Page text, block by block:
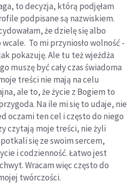
to decyzja, którą podjęłam
podpisane są nazwiskiem.
że dzielę się albo
To mi przyniosło wolność -
pokazuję. Ale tu też wjeżdża
muszę być cały czas świadoma
treści nie mają na celu
ale to, że życie z Bogiem to
Na ile mi się to udaje, nie
oczami ten cel i często do niego
czytają moje treści, nie żyli
się ze swoim sercem,
i codzienność. Łatwo jest
Wracam więc często do
twórczości.